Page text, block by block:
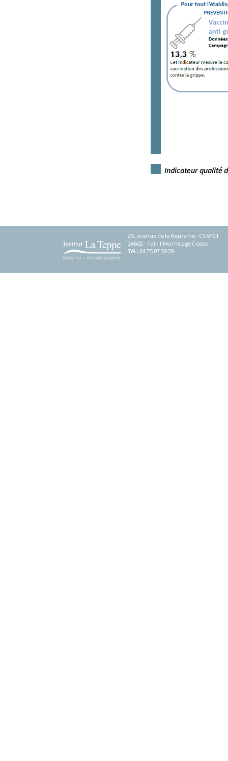
Indicateur qualité
25, avenue de la Bouterne - CS 9721
26602 - Tain l'Hermitage Cedex
Tél.: 04 75 07 59 59